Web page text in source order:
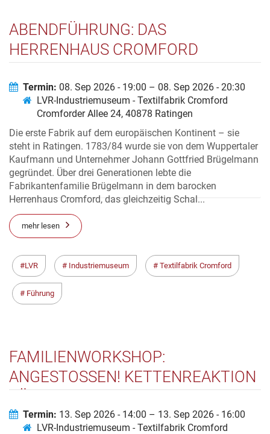
ABENDFÜHRUNG: DAS
HERRENHAUS CROMFORD
Termin: 08. Sep 2026 - 19:00 – 08. Sep 2026 - 20:30
LVR-Industriemuseum - Textilfabrik Cromford
Cromforder Allee 24, 40878 Ratingen
Die erste Fabrik auf dem europäischen Kontinent – sie
steht in Ratingen. 1783/84 wurde sie von dem Wuppertaler
Kaufmann und Unternehmer Johann Gottfried Brügelmann
gegründet. Über drei Generationen lebte die
Fabrikantenfamilie Brügelmann in dem barocken
Herrenhaus Cromford, das gleichzeitig Schal...
mehr lesen
LVR Industriemuseum Textilfabrik Cromford
Führung
FAMILIENWORKSHOP:
ANGESTOSSEN! KETTENREAKTION F
Termin: 13. Sep 2026 - 14:00 – 13. Sep 2026 - 16:00
LVR-Industriemuseum - Textilfabrik Cromford